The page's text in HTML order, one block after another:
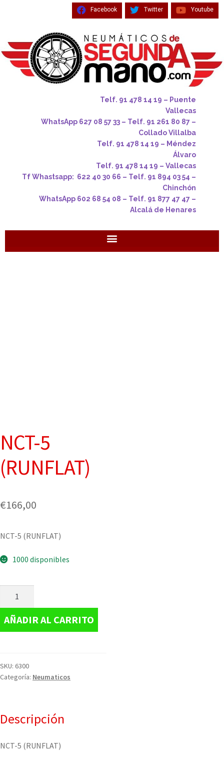
Facebook Twitter Youtube
Telf. 91 478 14 19 – Puente
Vallecas
WhatsApp 627 08 57 33 – Telf. 91 261 80 87 –
Collado Villalba
Telf. 91 478 14 19 – Méndez
Álvaro
Telf. 91 478 14 19 – Vallecas
Tf Whastsapp: 622 40 30 66 – Telf. 91 894 03 54 –
Chinchón
WhatsApp 602 68 54 08 – Telf. 91 877 47 47 –
Alcalá de Henares
NCT-5
(RUNFLAT)
€166,00
NCT-5 (RUNFLAT)
1000 disponibles
AÑADIR AL CARRITO
SKU: 6300
Categoría: Neumaticos
Descripción
NCT-5 (RUNFLAT)